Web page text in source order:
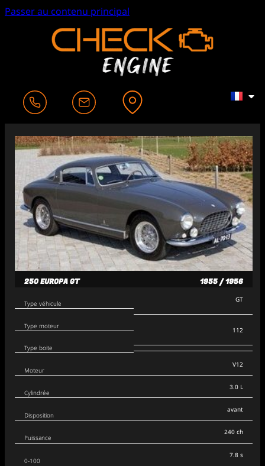
Passer au contenu principal
250 EUROPA GT 1955 / 1956
Type véhicule
Type moteur
Type boite
GT
112
Moteur
Cylindrée
Disposition
V12
3.0 L
avant
Puissance
0-100
240 ch
7.8 s